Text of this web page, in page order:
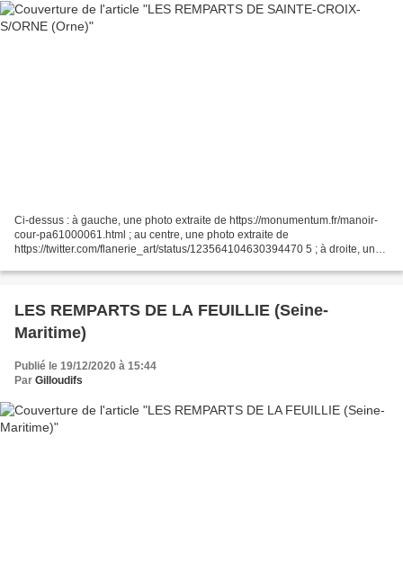
Ci-dessus : à gauche, une photo extraite de https://monumentum.fr/manoir-
cour-pa61000061.html ; au centre, une photo extraite de
https://twitter.com/flanerie_art/status/123564104630394470 5 ; à droite, une
https://twitter.com/flanerie_art/status/123564104630394470...
LES REMPARTS DE LA FEUILLIE (Seine-
Maritime)
Publié le 19/12/2020 à 15:44
Par Gilloudifs